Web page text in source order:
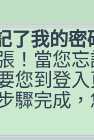
了我的密
！當您
您到登
驟完成